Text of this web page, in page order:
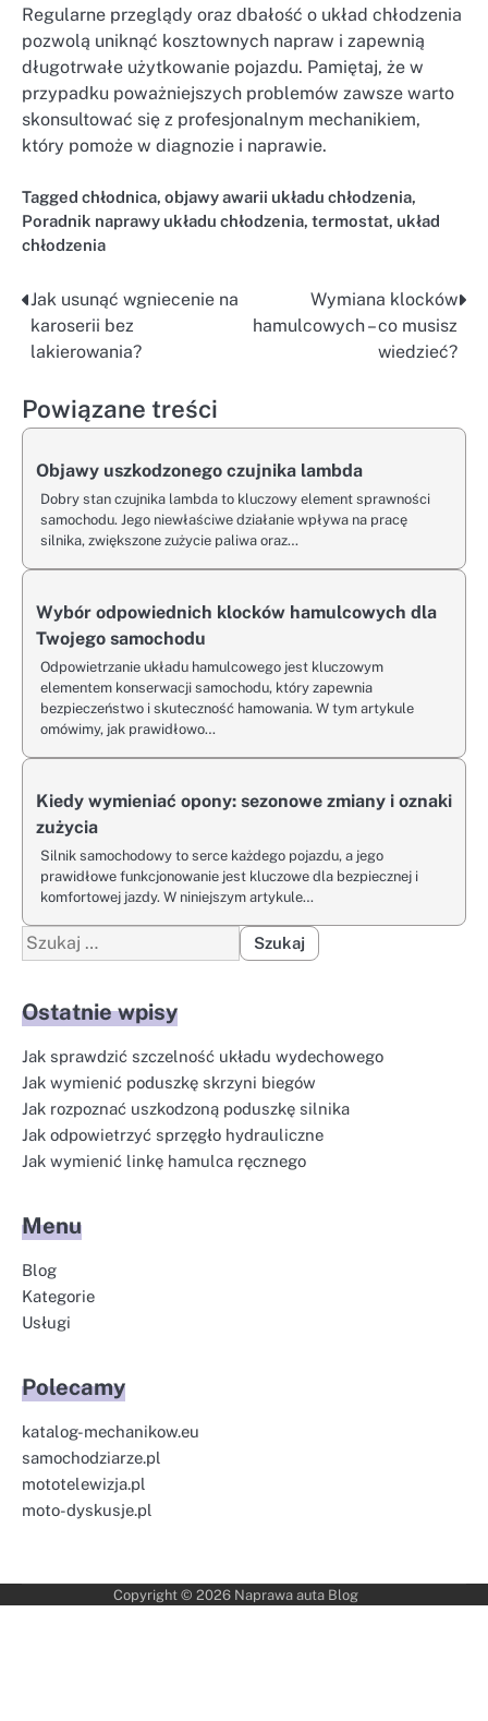
Regularne przeglądy oraz dbałość o układ chłodzenia
pozwolą uniknąć kosztownych napraw i zapewnią
długotrwałe użytkowanie pojazdu. Pamiętaj, że w
przypadku poważniejszych problemów zawsze warto
skonsultować się z profesjonalnym mechanikiem,
który pomoże w diagnozie i naprawie.
Tagged chłodnica, objawy awarii układu chłodzenia,
Poradnik naprawy układu chłodzenia, termostat, układ
chłodzenia
Nawigacja
wpisu
Jak usunąć wgniecenie na
karoserii bez
lakierowania?
Wymiana klocków
hamulcowych – co musisz
wiedzieć?
Powiązane treści
Objawy uszkodzonego czujnika lambda
Dobry stan czujnika lambda to kluczowy element sprawności
samochodu. Jego niewłaściwe działanie wpływa na pracę
silnika, zwiększone zużycie paliwa oraz…
Wybór odpowiednich klocków hamulcowych dla
Twojego samochodu
Odpowietrzanie układu hamulcowego jest kluczowym
elementem konserwacji samochodu, który zapewnia
bezpieczeństwo i skuteczność hamowania. W tym artykule
omówimy, jak prawidłowo…
Kiedy wymieniać opony: sezonowe zmiany i oznaki
zużycia
Silnik samochodowy to serce każdego pojazdu, a jego
prawidłowe funkcjonowanie jest kluczowe dla bezpiecznej i
komfortowej jazdy. W niniejszym artykule…
Szukaj:
Ostatnie wpisy
Jak sprawdzić szczelność układu wydechowego
Jak wymienić poduszkę skrzyni biegów
Jak rozpoznać uszkodzoną poduszkę silnika
Jak odpowietrzyć sprzęgło hydrauliczne
Jak wymienić linkę hamulca ręcznego
Menu
Blog
Kategorie
Usługi
Polecamy
katalog-mechanikow.eu
samochodziarze.pl
mototelewizja.pl
moto-dyskusje.pl
Copyright © 2026 Naprawa auta Blog